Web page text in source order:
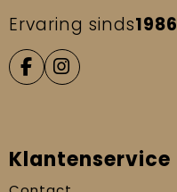
Ervaring sinds1986
Klantenservice